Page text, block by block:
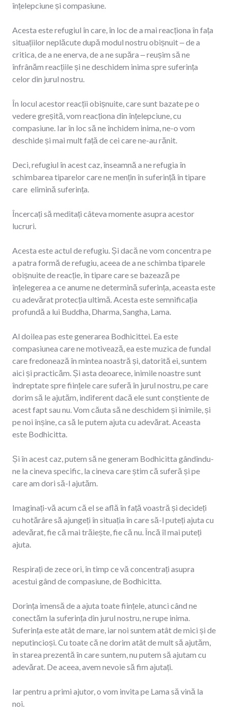
înțelepciune și compasiune.
Acesta este refugiul în care, în loc de a mai reacționa în fața
situațiilor neplăcute după modul nostru obișnuit ‒ de a
critica, de a ne enerva, de a ne supăra ‒ reușim să ne
înfrânăm reacțiile și ne deschidem inima spre suferința
celor din jurul nostru.
În locul acestor reacții obișnuite, care sunt bazate pe o
vedere greșită, vom reacționa din înțelepciune, cu
compasiune. Iar în loc să ne închidem inima, ne-o vom
deschide și mai mult față de cei care ne-au rănit.
Deci, refugiul în acest caz, înseamnă a ne refugia în
schimbarea tiparelor care ne mențin în suferință în tipare
care elimină suferința.
Încercați să meditați câteva momente asupra acestor
lucruri.
Acesta este actul de refugiu. Și dacă ne vom concentra pe
a patra formă de refugiu, aceea de a ne schimba tiparele
obișnuite de reacție, în tipare care se bazează pe
înțelegerea a ce anume ne determină suferința, aceasta este
cu adevărat protecția ultimă. Acesta este semnificația
profundă a lui Buddha, Dharma, Sangha, Lama.
Al doilea pas este generarea Bodhicittei. Ea este
compasiunea care ne motivează, ea este muzica de fundal
care fredonează în mintea noastră și, datorită ei, suntem
aici și practicăm. Și asta deoarece, inimile noastre sunt
îndreptate spre ființele care suferă în jurul nostru, pe care
dorim să le ajutăm, indiferent dacă ele sunt conștiente de
acest fapt sau nu. Vom căuta să ne deschidem și inimile, și
pe noi înșine, ca să le putem ajuta cu adevărat. Aceasta
este Bodhicitta.
Și în acest caz, putem să ne generam Bodhicitta gândindu-
ne la cineva specific, la cineva care știm că suferă și pe
care am dori să-l ajutăm.
Imaginați-vă acum că el se află în față voastră și decideți
cu hotărâre să ajungeți în situația în care să-l puteți ajuta cu
adevărat, fie că mai trăiește, fie că nu. Încă îl mai puteți
ajuta.
Respirați de zece ori, în timp ce vă concentrați asupra
acestui gând de compasiune, de Bodhicitta.
Dorința imensă de a ajuta toate ființele, atunci când ne
conectăm la suferința din jurul nostru, ne rupe inima.
Suferința este atât de mare, iar noi suntem atât de mici și de
neputincioși. Cu toate că ne dorim atât de mult să ajutăm,
în starea prezentă în care suntem, nu putem să ajutam cu
adevărat. De aceea, avem nevoie să fim ajutați.
Iar pentru a primi ajutor, o vom invita pe Lama să vină la
noi.